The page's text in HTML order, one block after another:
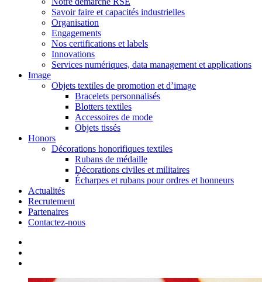
Savoir faire et capacités industrielles
Organisation
Engagements
Nos certifications et labels
Innovations
Services numériques, data management et applications
Image
Objets textiles de promotion et d’image
Bracelets personnalisés
Blotters textiles
Accessoires de mode
Objets tissés
Honors
Décorations honorifiques textiles
Rubans de médaille
Décorations civiles et militaires
Écharpes et rubans pour ordres et honneurs
Actualités
Recrutement
Partenaires
Contactez-nous